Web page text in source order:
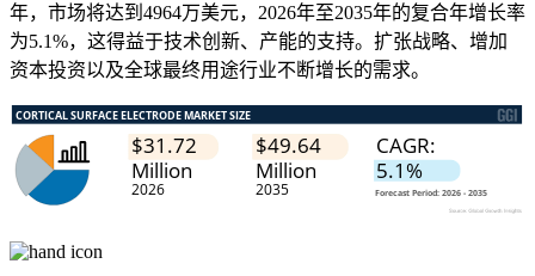
年，市场将达到4964万美元，2026年至2035年的复合年增长率
为5.1%，这得益于技术创新、产能的支持。扩张战略、增加
资本投资以及全球最终用途行业不断增长的需求。